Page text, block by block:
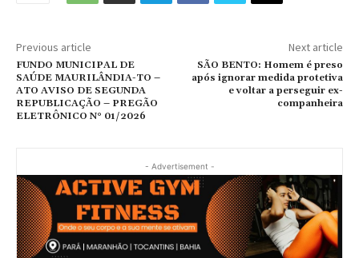
Previous article
FUNDO MUNICIPAL DE
SAÚDE MAURILÂNDIA-TO –
ATO AVISO DE SEGUNDA
REPUBLICAÇÃO – PREGÃO
ELETRÔNICO N° 01/2026
Next article
SÃO BENTO: Homem é preso
após ignorar medida protetiva
e voltar a perseguir ex-
companheira
- Advertisement -